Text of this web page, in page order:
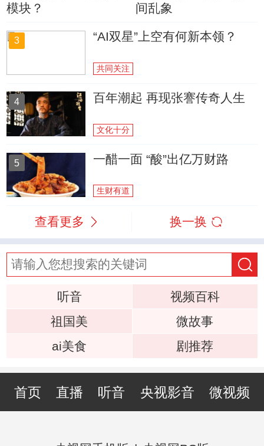
模块？
间乱象
3 “AI双星”上空有何新本领？
共同关注
4 百年潮起 再现张謇传奇人生
文化十分
5 一醋一面 “酸”出亿万财路
生财有道
查看更多 换一换
听音
视频百科
祖国美
微故事
ai美食
剧推荐
首页 直播 听音 央视影音 微视频